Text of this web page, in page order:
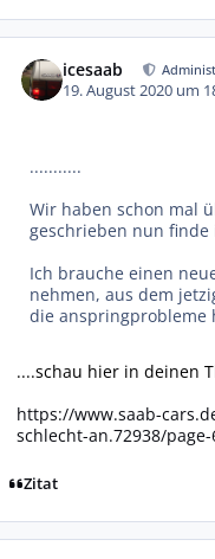
icesaab
19. August 2020 um
...........
Wir haben schon mal
geschrieben nun
Ich brauche einen
nehmen, aus dem
die anspringprobleme
....schau hier in deinen
https://www.saab-
schlecht-an.72938/page-
Zitat